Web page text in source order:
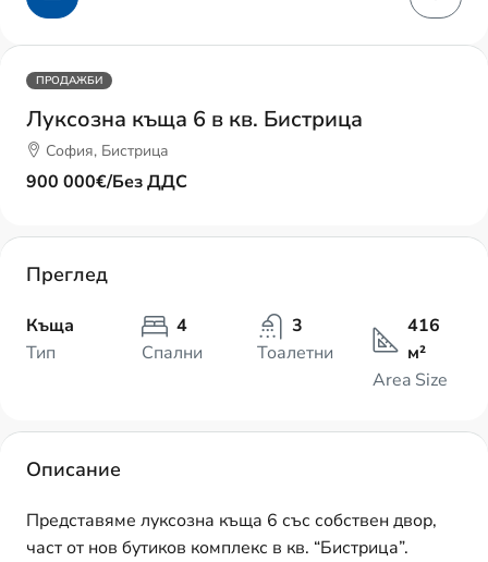
ПРОДАЖБИ
Луксозна къща 6 в кв. Бистрица
София, Бистрица
900 000€/Без ДДС
Преглед
Къща
Тип
4
Спални
3
Тоалетни
416
м²
Area Size
Описание
Представяме луксозна къща 6 със собствен двор,
част от нов бутиков комплекс в кв. “Бистрица”.